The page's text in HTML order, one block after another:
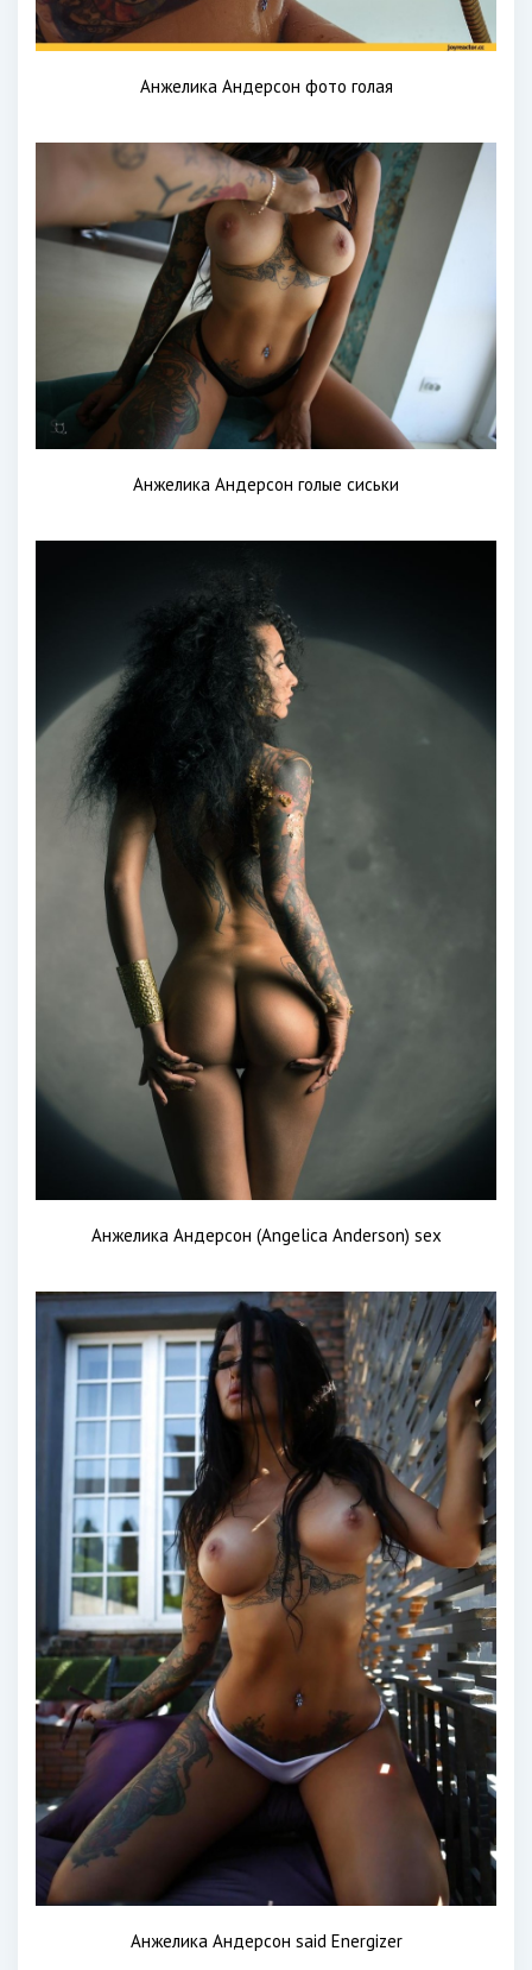
Анжелика Андерсон фото голая
Анжелика Андерсон голые сиськи
Анжелика Андерсон (Angelica Anderson) sex
Анжелика Андерсон said Energizer